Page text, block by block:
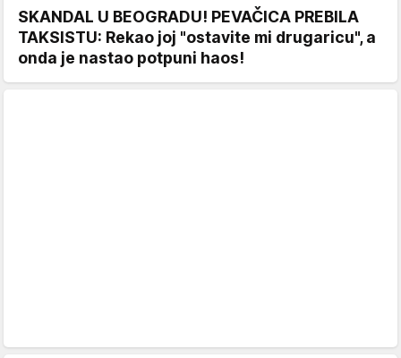
SKANDAL U BEOGRADU! PEVAČICA PREBILA
TAKSISTU: Rekao joj "ostavite mi drugaricu", a
onda je nastao potpuni haos!